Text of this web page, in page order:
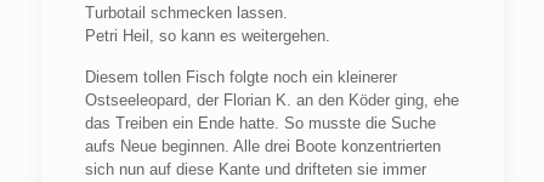
Turbotail schmecken lassen.
Petri Heil, so kann es weitergehen.
Diesem tollen Fisch folgte noch ein kleinerer
Ostseeleopard, der Florian K. an den Köder ging, ehe
das Treiben ein Ende hatte. So musste die Suche
aufs Neue beginnen. Alle drei Boote konzentrierten
sich nun auf diese Kante und drifteten sie immer